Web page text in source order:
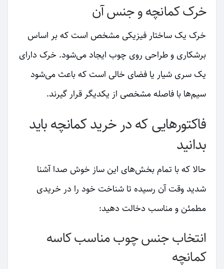
خرک کمانچه و جنس آن
خرک یک ساختار فیزیکی مشخص است که بر اساس
برشکاری و طراحی روی چوب ایجاد می‌شود. خرک دارای
یک سری شیار یا فضای خالی است که باعث می‌شود
سیم‌ها با فاصله مشخصی از یکدیگر قرار گیرند.
فاکتورهایی که در خرید کمانچه باید
بدانید
حالا که با تمام بخش‌های این ساز خوش صدا آشنا
شدید وقت آن رسیده تا شناخت خود را در خریدی
مطمئن و مناسب دخالت دهید:
انتخاب جنس چوب مناسب کاسه
کمانچه